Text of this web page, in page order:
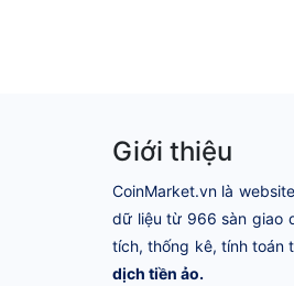
Giới thiệu
CoinMarket.vn là
dữ liệu từ 966 sàn giao
tích, thống kê, tính toán
dịch tiền ảo.